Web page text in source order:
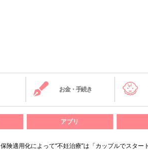
お金・手続き
アプリ
保険適用化によって“不妊治療”は「カップルでスタ